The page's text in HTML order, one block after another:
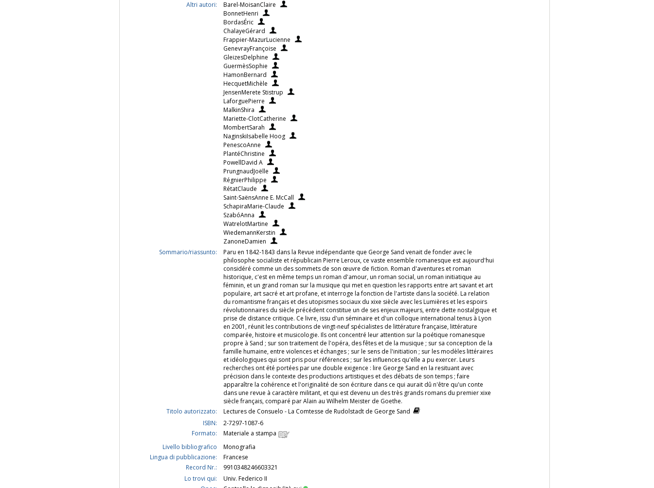
Altri autori:
Barel-MoisanClaire
BonnetHenri
BordasÉric
ChalayeGérard
Frappier-MazurLucienne
GenevrayFrançoise
GleizesDelphine
GuermèsSophie
HamonBernard
HecquetMichèle
JensenMerete Stistrup
LaforguePierre
MalkinShira
Mariette-ClotCatherine
MombertSarah
NaginskiIsabelle Hoog
PenescoAnne
PlantéChristine
PowellDavid A
PrungnaudJoëlle
RégnierPhilippe
RétatClaude
Saint-SaënsAnne E. McCall
SchapiraMarie-Claude
SzabóAnna
WatrelotMartine
WiedemannKerstin
ZanoneDamien
Sommario/riassunto:
Paru en 1842-1843 dans la Revue indépendante que George Sand venait de fonder avec le
philosophe socialiste et républicain Pierre Leroux, ce vaste ensemble romanesque est aujourd'hui
considéré comme un des sommets de son œuvre de fiction. Roman d'aventures et roman
historique, c'est en même temps un roman d'amour, un roman social, un roman initiatique au
féminin, et un grand roman sur la musique qui met en question les rapports entre art savant et art
populaire, art sacré et art profane, et interroge la fonction de l'artiste dans la société. La relation
du romantisme français et des utopismes sociaux du xixe siècle avec les Lumières et les espoirs
révolutionnaires du siècle précédent constitue un de ses enjeux majeurs, entre dette nostalgique et
prise de distance critique. Ce livre, issu d'un séminaire et d'un colloque international tenus à Lyon
en 2001, réunit les contributions de vingt-neuf spécialistes de littérature française, littérature
comparée, histoire et musicologie. Ils ont concentré leur attention sur la poétique romanesque
propre à Sand ; sur son traitement de l'opéra, des fêtes et de la musique ; sur sa conception de la
famille humaine, entre violences et échanges ; sur le sens de l'initiation ; sur les modèles littéraires
et idéologiques qui sont pris pour références ; sur les influences qu'elle a pu exercer. Leurs
recherches ont été portées par une double exigence : lire George Sand en la resituant avec
précision dans le contexte des productions artistiques et des débats de son temps ; faire
apparaître la cohérence et l'originalité de son écriture dans ce qui aurait dû n'être qu'un conte
dans une revue à caractère militant, et qui est devenu un des très grands romans du premier xixe
siècle français, comparé par Alain au Wilhelm Meister de Goethe.
Titolo autorizzato:
Lectures de Consuelo - La Comtesse de Rudolstadt de George Sand
ISBN:
2-7297-1087-6
Formato:
Materiale a stampa
Livello bibliografico
Monografia
Lingua di pubblicazione:
Francese
Record Nr.:
9910348246603321
Lo trovi qui:
Univ. Federico II